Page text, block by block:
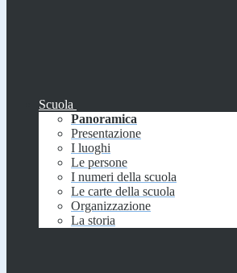
Scuola
Panoramica
Presentazione
I luoghi
Le persone
I numeri della scuola
Le carte della scuola
Organizzazione
La storia